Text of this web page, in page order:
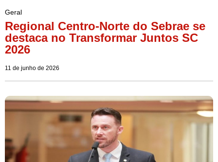
Geral
Regional Centro-Norte do Sebrae se
destaca no Transformar Juntos SC
2026
11 de junho de 2026